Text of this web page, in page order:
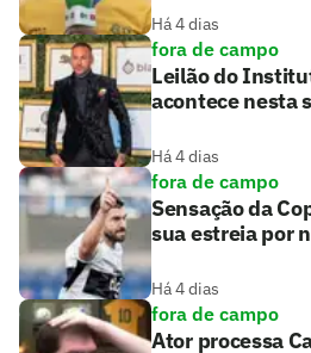
Há 4 dias
fora de campo
Leilão do
acontece nesta
Há 4 dias
fora de campo
Sensação da
sua estreia por
Há 4 dias
fora de campo
Ator processa